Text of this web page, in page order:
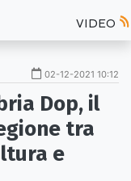
VIDEO
02-12-2021 10:12
Dop, il
tra
e